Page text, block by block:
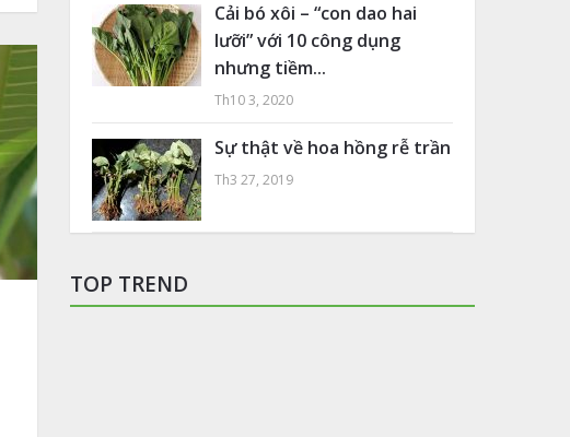
Cải bó xôi – “con dao hai
lưỡi” với 10 công dụng
nhưng tiềm...
Th10 3, 2020
Sự thật về hoa hồng rễ trần
Th3 27, 2019
TOP TREND